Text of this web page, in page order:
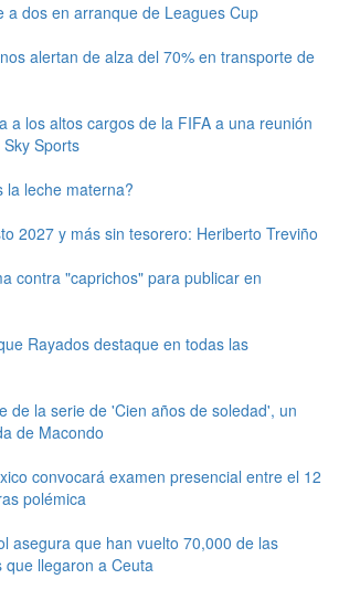
a dos en arranque de Leagues Cup
alertan de alza del 70% en transporte de
a los altos cargos de la FIFA a una reunión
Sports
la leche materna?
2027 y más sin tesorero: Heriberto Treviño
contra "caprichos" para publicar en
Rayados destaque en todas las
de la serie de 'Cien años de soledad', un
de Macondo
convocará examen presencial entre el 12
polémica
asegura que han vuelto 70,000 de las
que llegaron a Ceuta